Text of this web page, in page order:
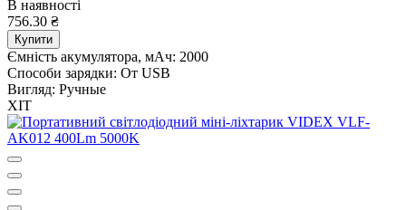
В наявності
756.30 ₴
Купити
Ємність акумулятора, мАч: 2000
Способи зарядки: От USB
Вигляд: Ручные
ХІТ